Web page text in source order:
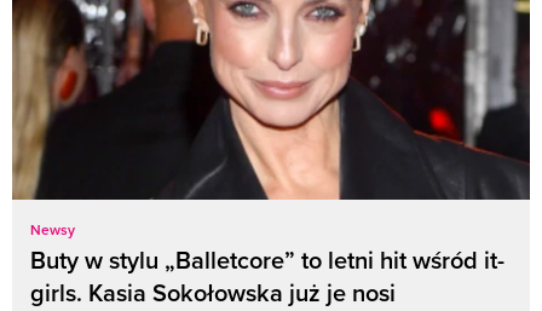
Newsy
Buty w stylu „Balletcore” to letni hit wśród it-
girls. Kasia Sokołowska już je nosi